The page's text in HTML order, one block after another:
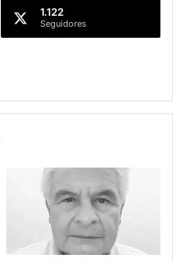
1.122
Seguidores